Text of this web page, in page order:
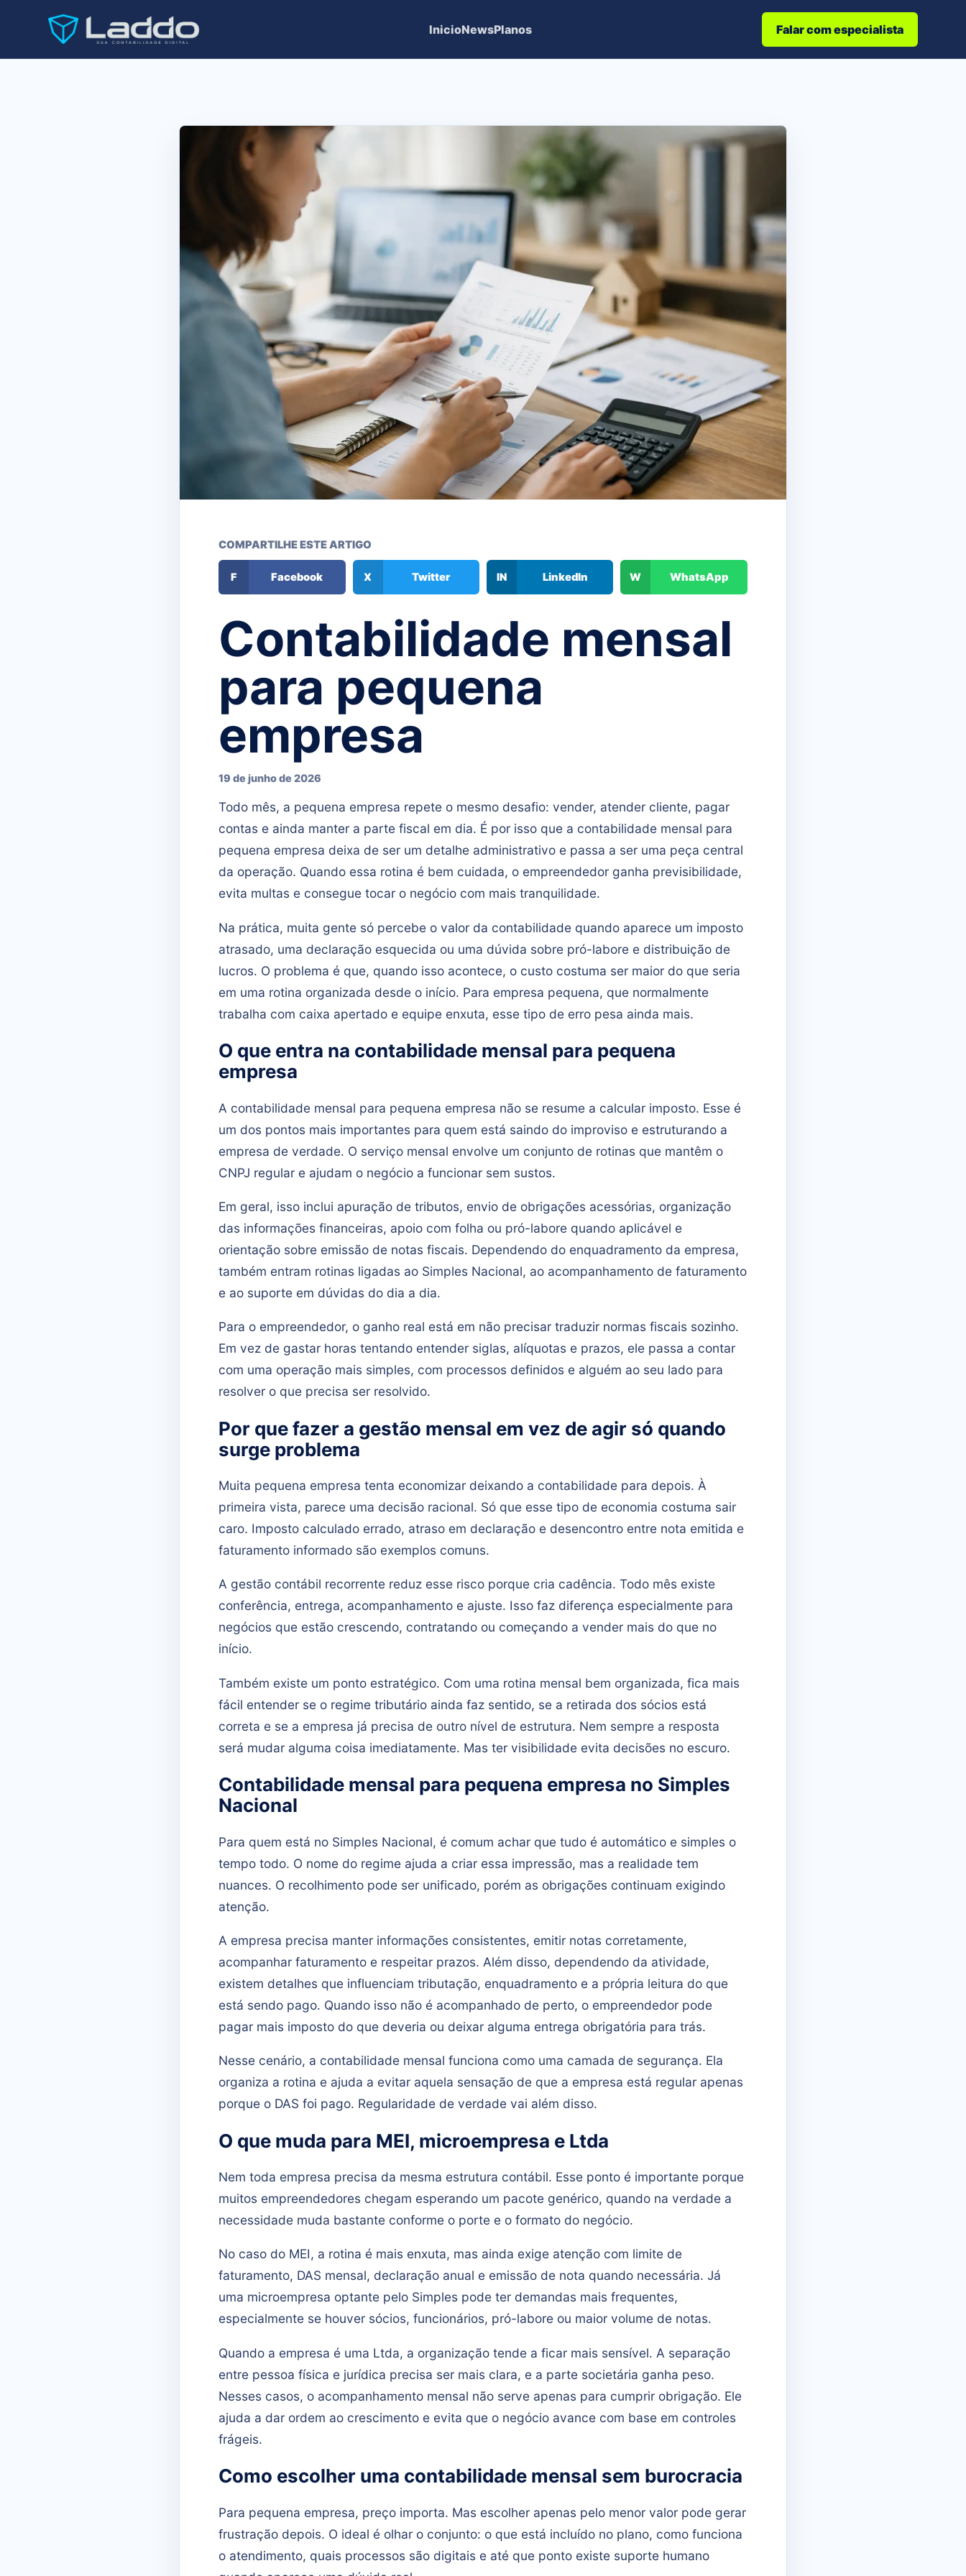
InicioNewsPlanos Falar com especialista
COMPARTILHE ESTE ARTIGO
F Facebook X Twitter IN LinkedIn W WhatsApp
Contabilidade mensal
para pequena
empresa
19 de junho de 2026
Todo mês, a pequena empresa repete o mesmo desafio: vender, atender cliente, pagar
contas e ainda manter a parte fiscal em dia. É por isso que a contabilidade mensal para
pequena empresa deixa de ser um detalhe administrativo e passa a ser uma peça central
da operação. Quando essa rotina é bem cuidada, o empreendedor ganha previsibilidade,
evita multas e consegue tocar o negócio com mais tranquilidade.
Na prática, muita gente só percebe o valor da contabilidade quando aparece um imposto
atrasado, uma declaração esquecida ou uma dúvida sobre pró-labore e distribuição de
lucros. O problema é que, quando isso acontece, o custo costuma ser maior do que seria
em uma rotina organizada desde o início. Para empresa pequena, que normalmente
trabalha com caixa apertado e equipe enxuta, esse tipo de erro pesa ainda mais.
O que entra na contabilidade mensal para pequena
empresa
A contabilidade mensal para pequena empresa não se resume a calcular imposto. Esse é
um dos pontos mais importantes para quem está saindo do improviso e estruturando a
empresa de verdade. O serviço mensal envolve um conjunto de rotinas que mantêm o
CNPJ regular e ajudam o negócio a funcionar sem sustos.
Em geral, isso inclui apuração de tributos, envio de obrigações acessórias, organização
das informações financeiras, apoio com folha ou pró-labore quando aplicável e
orientação sobre emissão de notas fiscais. Dependendo do enquadramento da empresa,
também entram rotinas ligadas ao Simples Nacional, ao acompanhamento de faturamento
e ao suporte em dúvidas do dia a dia.
Para o empreendedor, o ganho real está em não precisar traduzir normas fiscais sozinho.
Em vez de gastar horas tentando entender siglas, alíquotas e prazos, ele passa a contar
com uma operação mais simples, com processos definidos e alguém ao seu lado para
resolver o que precisa ser resolvido.
Por que fazer a gestão mensal em vez de agir só quando
surge problema
Muita pequena empresa tenta economizar deixando a contabilidade para depois. À
primeira vista, parece uma decisão racional. Só que esse tipo de economia costuma sair
caro. Imposto calculado errado, atraso em declaração e desencontro entre nota emitida e
faturamento informado são exemplos comuns.
A gestão contábil recorrente reduz esse risco porque cria cadência. Todo mês existe
conferência, entrega, acompanhamento e ajuste. Isso faz diferença especialmente para
negócios que estão crescendo, contratando ou começando a vender mais do que no
início.
Também existe um ponto estratégico. Com uma rotina mensal bem organizada, fica mais
fácil entender se o regime tributário ainda faz sentido, se a retirada dos sócios está
correta e se a empresa já precisa de outro nível de estrutura. Nem sempre a resposta
será mudar alguma coisa imediatamente. Mas ter visibilidade evita decisões no escuro.
Contabilidade mensal para pequena empresa no Simples
Nacional
Para quem está no Simples Nacional, é comum achar que tudo é automático e simples o
tempo todo. O nome do regime ajuda a criar essa impressão, mas a realidade tem
nuances. O recolhimento pode ser unificado, porém as obrigações continuam exigindo
atenção.
A empresa precisa manter informações consistentes, emitir notas corretamente,
acompanhar faturamento e respeitar prazos. Além disso, dependendo da atividade,
existem detalhes que influenciam tributação, enquadramento e a própria leitura do que
está sendo pago. Quando isso não é acompanhado de perto, o empreendedor pode
pagar mais imposto do que deveria ou deixar alguma entrega obrigatória para trás.
Nesse cenário, a contabilidade mensal funciona como uma camada de segurança. Ela
organiza a rotina e ajuda a evitar aquela sensação de que a empresa está regular apenas
porque o DAS foi pago. Regularidade de verdade vai além disso.
O que muda para MEI, microempresa e Ltda
Nem toda empresa precisa da mesma estrutura contábil. Esse ponto é importante porque
muitos empreendedores chegam esperando um pacote genérico, quando na verdade a
necessidade muda bastante conforme o porte e o formato do negócio.
No caso do MEI, a rotina é mais enxuta, mas ainda exige atenção com limite de
faturamento, DAS mensal, declaração anual e emissão de nota quando necessária. Já
uma microempresa optante pelo Simples pode ter demandas mais frequentes,
especialmente se houver sócios, funcionários, pró-labore ou maior volume de notas.
Quando a empresa é uma Ltda, a organização tende a ficar mais sensível. A separação
entre pessoa física e jurídica precisa ser mais clara, e a parte societária ganha peso.
Nesses casos, o acompanhamento mensal não serve apenas para cumprir obrigação. Ele
ajuda a dar ordem ao crescimento e evita que o negócio avance com base em controles
frágeis.
Como escolher uma contabilidade mensal sem burocracia
Para pequena empresa, preço importa. Mas escolher apenas pelo menor valor pode gerar
frustração depois. O ideal é olhar o conjunto: o que está incluído no plano, como funciona
o atendimento, quais processos são digitais e até que ponto existe suporte humano